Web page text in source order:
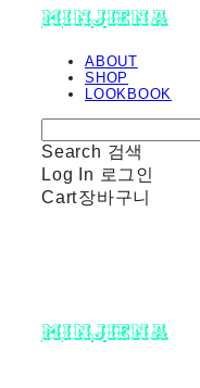
minjiena
ABOUT
SHOP
LOOKBOOK
Search 검색
Log In 로그인
Cart장바구니
minjiena